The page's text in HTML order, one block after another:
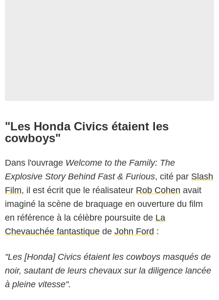
"Les Honda Civics étaient les
cowboys"
Dans l'ouvrage Welcome to the Family: The
Explosive Story Behind Fast & Furious, cité par Slash
Film, il est écrit que le réalisateur Rob Cohen avait
imaginé la scène de braquage en ouverture du film
en référence à la célèbre poursuite de La
Chevauchée fantastique de John Ford :
"Les [Honda] Civics étaient les cowboys masqués de
noir, sautant de leurs chevaux sur la diligence lancée
à pleine vitesse".